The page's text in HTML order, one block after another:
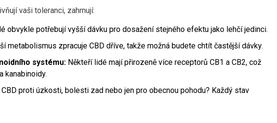
vaši toleranci, zahrnují:
obvykle potřebují vyšší dávku pro dosažení stejného efektu jako lehčí jedinci.
metabolismus zpracuje CBD dříve, takže možná budete chtít častější dávky.
systému: Někteří lidé mají přirozeně více receptorů CB1 a CB2, což
kanabinoidy.
proti úzkosti, bolesti zad nebo jen pro obecnou pohodu? Každý stav